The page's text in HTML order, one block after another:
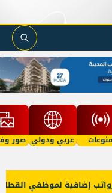
منوعات عربي ودولي صور